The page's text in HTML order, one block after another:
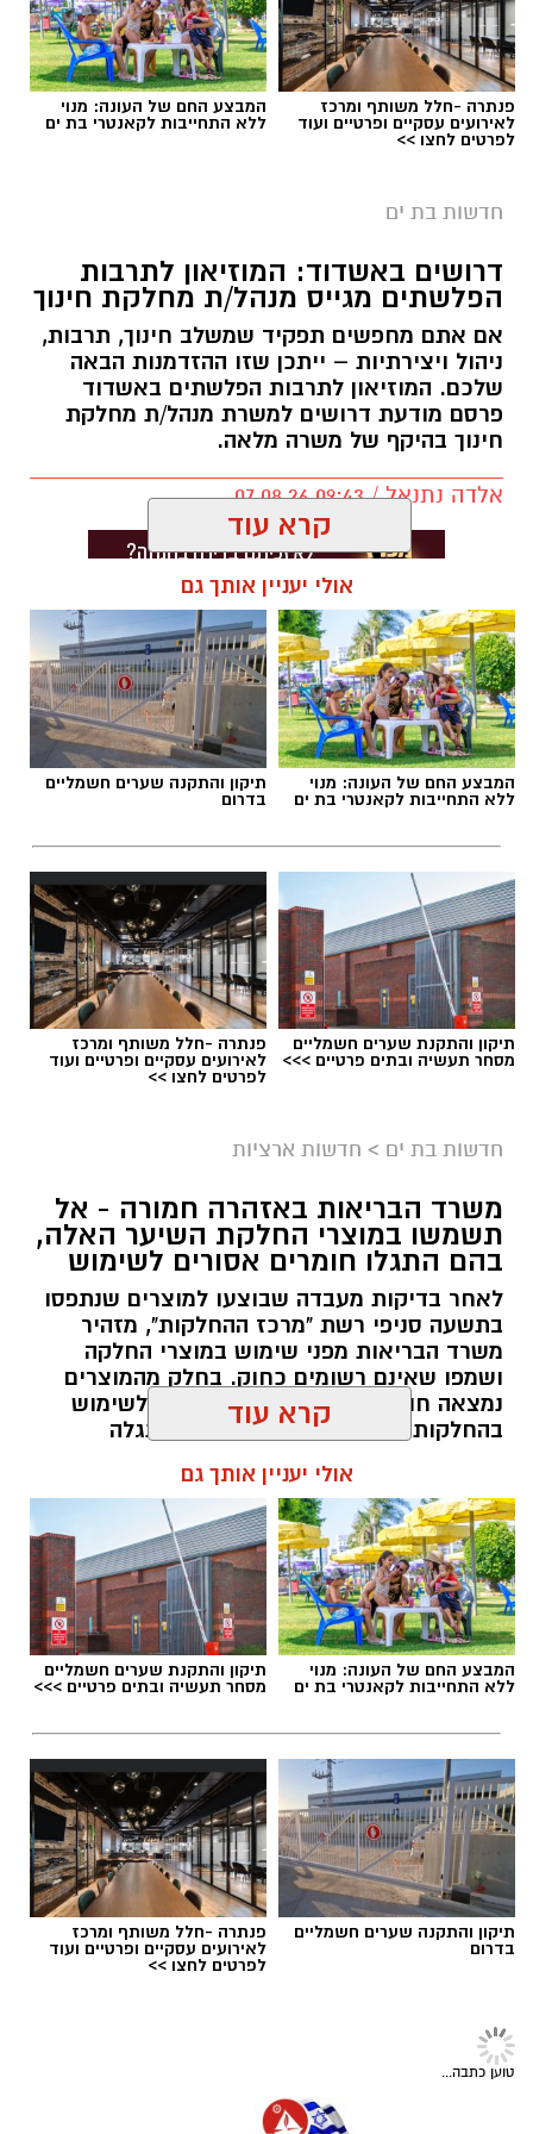
פנתרה -חלל משותף ומרכז
לאירועים עסקיים ופרטיים ועוד
לפרטים לחצו >>
המבצע החם של העונה: מנוי
ללא התחייבות לקאנטרי בת ים
חדשות בת ים
דרושים באשדוד: המוזיאון לתרבות
הפלשתים מגייס מנהל/ת מחלקת חינוך
אם אתם מחפשים תפקיד שמשלב חינוך, תרבות,
ניהול ויצירתיות – ייתכן שזו ההזדמנות הבאה
שלכם. המוזיאון לתרבות הפלשתים באשדוד
פרסם מודעת דרושים למשרת מנהל/ת מחלקת
חינוך בהיקף של משרה מלאה.
אלדה נתנאל / 09:43 07.08.26
תגים:דרושים באשדוד
במסגרת התפקיד יידרש המועמד להוביל את תחום
מקצועי, לפתח תוכניות חינוכיות, ליצור אירועי תוכן
ופרויקטים ייחודיים ולעבוד מול קהלים מגוונים, תוך
חיבור בין עולם התרבות, החינוך והקהילה.
בין דרישות התפקיד:
תואר אקדמי המוכר על ידי המועצה להשכלה
גבוהה.
ניסיון בפיתוח הדרכה ועמידה מול קהל.
ניסיון ויכולת בניהול והובלת צוות.
יכולת לפיתוח והפקת פרויקטים מיוחדים
ואירועי תוכן.
חשיבה עצמאית ורב־תחומית.
יחסי אנוש מצוינים, יוזמה ויצירתיות.
בעלי "ראש מלא ברעיונות", שיצטרפו להובלת
הפעילות החינוכית והקהילתית של אחד ממוסדות
התרבות הבולטים בעיר.
קרא עוד
אולי יעניין אותך גם
המבצע החם של העונה: מנוי
ללא התחייבות לקאנטרי בת ים
תיקון והתקנה שערים חשמליים
בדרום
תיקון והתקנת שערים חשמליים
מסחר תעשיה ובתים פרטיים >>>
פנתרה -חלל משותף ומרכז
לאירועים עסקיים ופרטיים ועוד
לפרטים לחצו >>
חדשות בת ים > חדשות ארציות
משרד הבריאות באזהרה חמורה - אל
תשמשו במוצרי החלקת השיער האלה,
בהם התגלו חומרים אסורים לשימוש
לאחר בדיקות מעבדה שבוצעו למוצרים שנתפסו
בתשעה סניפי רשת "מרכז ההחלקות", מזהיר
משרד הבריאות מפני שימוש במוצרי החלקה
ושמפו שאינם רשומים כחוק. בחלק מהמוצרים
נמצאה חומצה גליאוקסילית האסורה לשימוש
בהחלקות שיער, ובמוצרים נוספים התגלה
מנהל האתר / 08:34 07.08.26
תגים:משרד הבריאות, חומרים מסוכנים, מרכז
קרא עוד
אולי יעניין אותך גם
המבצע החם של העונה: מנוי
ללא התחייבות לקאנטרי בת ים
תיקון והתקנת שערים חשמליים
מסחר תעשיה ובתים פרטיים >>>
תיקון והתקנה שערים חשמליים
בדרום
פנתרה -חלל משותף ומרכז
לאירועים עסקיים ופרטיים ועוד
לפרטים לחצו >>
טוען כתבה...